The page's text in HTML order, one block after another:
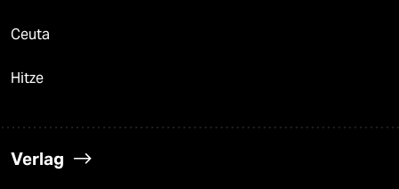
Ceuta
Hitze
Verlag